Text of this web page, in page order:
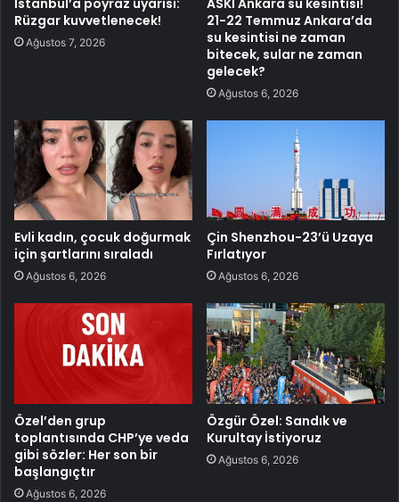
Rüzgar kuvvetlenecek!
Ağustos 7, 2026
21-22 Temmuz Ankara’da
su kesintisi ne zaman
bitecek, sular ne zaman
gelecek?
Ağustos 6, 2026
Evli kadın, çocuk doğurmak
için şartlarını sıraladı
Ağustos 6, 2026
Çin Shenzhou-23’ü Uzaya
Fırlatıyor
Ağustos 6, 2026
Özel’den grup
toplantısında CHP’ye veda
gibi sözler: Her son bir
başlangıçtır
Ağustos 6, 2026
Özgür Özel: Sandık ve
Kurultay İstiyoruz
Ağustos 6, 2026